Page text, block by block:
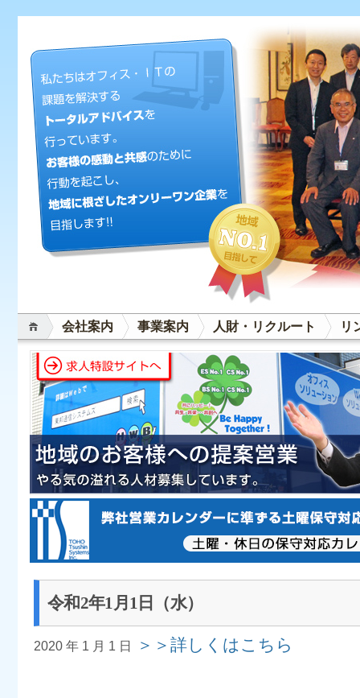
会社案内 事業案内 人財・リクルート リ
令和2年1月1日（水）
2020 年 1 月 1 日 ＞＞詳しくはこちら